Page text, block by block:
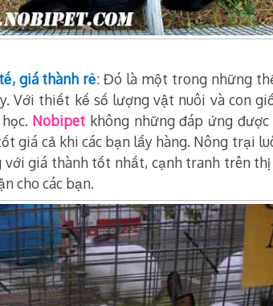
giá thành rẻ: Đó là một trong những
Với thiết kế số lượng vật nuôi và con
Nobipet không những đáp ứng được
giá cả khi các bạn lấy hàng. Nông trại
với giá thành tốt nhất, cạnh tranh trên
cho các bạn.